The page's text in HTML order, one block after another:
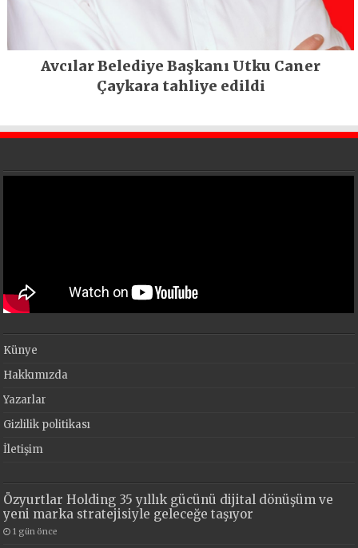
Avcılar Belediye Başkanı Utku Caner
Çaykara tahliye edildi
Künye
Hakkımızda
Yazarlar
Gizlilik politikası
İletişim
Özyurtlar Holding 35 yıllık gücünü dijital dönüşüm ve
yeni marka stratejisiyle geleceğe taşıyor
1 gün önce